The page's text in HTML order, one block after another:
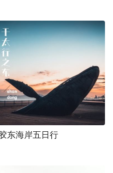
东海岸五日行